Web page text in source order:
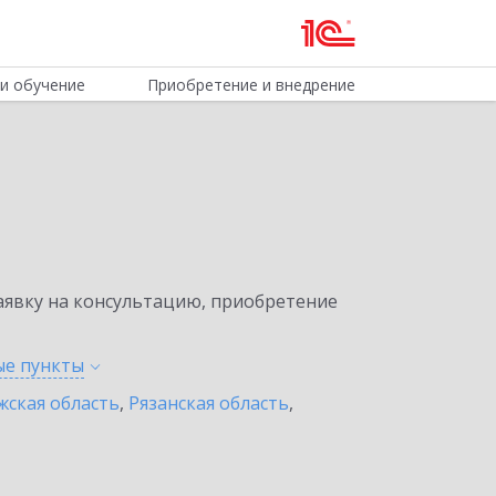
обучение Приобретение и внедрение
на консультацию, приобретение
пункты
область, Рязанская область,